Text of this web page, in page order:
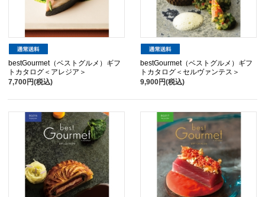
bestGourmet（ベストグルメ）ギフ
トカタログ＜アレジア＞
7,700円(税込)
bestGourmet（ベストグルメ）ギフ
トカタログ＜セルヴァンテス＞
9,900円(税込)